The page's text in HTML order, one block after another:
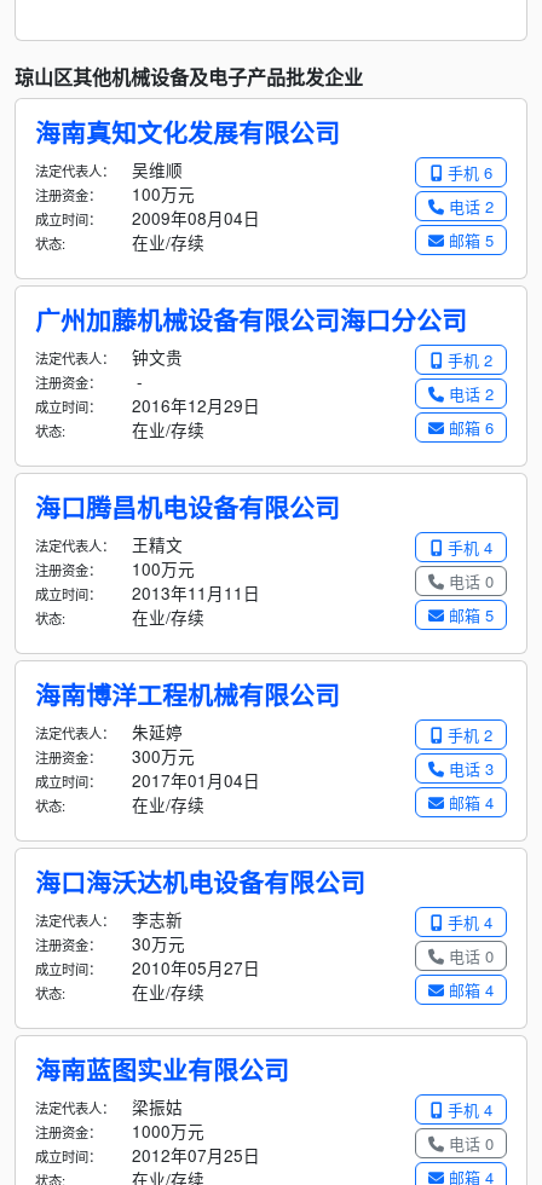
琼山区其他机械设备及电子产品批发企业
海南真知文化发展有限公司
手机 6
电话 2
邮箱 5
法定代表人： 吴维顺
注册资金： 100万元
成立时间： 2009年08月04日
状态: 在业/存续
广州加藤机械设备有限公司海口分公司
手机 2
电话 2
邮箱 6
法定代表人： 钟文贵
注册资金： -
成立时间： 2016年12月29日
状态: 在业/存续
海口腾昌机电设备有限公司
手机 4
电话 0
邮箱 5
法定代表人： 王精文
注册资金： 100万元
成立时间： 2013年11月11日
状态: 在业/存续
海南博洋工程机械有限公司
手机 2
电话 3
邮箱 4
法定代表人： 朱延婷
注册资金： 300万元
成立时间： 2017年01月04日
状态: 在业/存续
海口海沃达机电设备有限公司
手机 4
电话 0
邮箱 4
法定代表人： 李志新
注册资金： 30万元
成立时间： 2010年05月27日
状态: 在业/存续
海南蓝图实业有限公司
手机 4
电话 0
邮箱 4
法定代表人： 梁振姑
注册资金： 1000万元
成立时间： 2012年07月25日
状态: 在业/存续